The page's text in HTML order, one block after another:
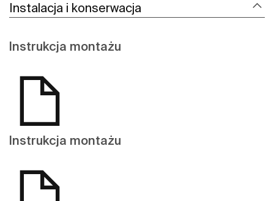
Instalacja i konserwacja
Instrukcja montażu
Instrukcja montażu